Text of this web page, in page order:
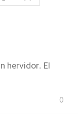
hervidor. El
0